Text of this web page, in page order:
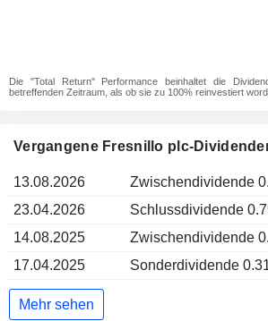
Die "Total Return" Performance beinhaltet die
betreffenden Zeitraum, als ob sie zu 100% reinvestiert
Vergangene Fresnillo plc-
13.08.2026
Zwischendividende
23.04.2026
Schlussdividende
14.08.2025
Zwischendividende
17.04.2025
Sonderdividende
Mehr sehen